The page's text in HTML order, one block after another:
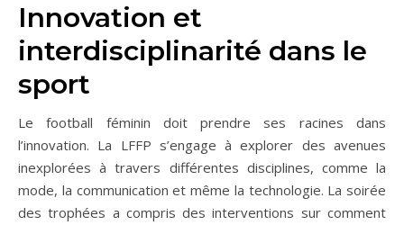
Innovation et
interdisciplinarité dans le
sport
Le football féminin doit prendre ses racines dans
l’innovation. La LFFP s’engage à explorer des avenues
inexplorées à travers différentes disciplines, comme la
mode, la communication et même la technologie. La soirée
des trophées a compris des interventions sur comment